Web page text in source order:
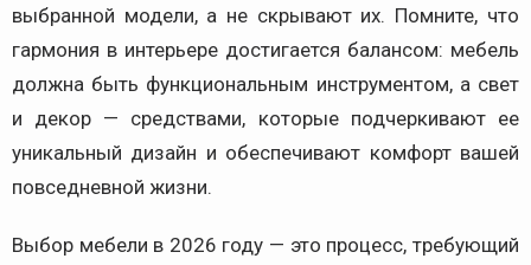
выбранной модели, а не скрывают их. Помните, что
гармония в интерьере достигается балансом: мебель
должна быть функциональным инструментом, а свет
и декор — средствами, которые подчеркивают ее
уникальный дизайн и обеспечивают комфорт вашей
повседневной жизни.
Выбор мебели в 2026 году — это процесс, требующий